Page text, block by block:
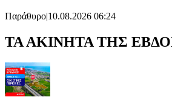
Παράθυρο|10.08.2026 06:24
ΤΑ ΑΚΙΝΗΤΑ ΤΗΣ